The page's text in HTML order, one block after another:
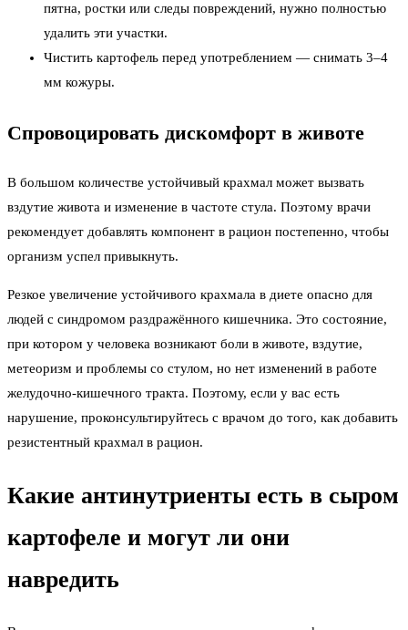
пятна, ростки или следы повреждений, нужно полностью
удалить эти участки.
Чистить картофель перед употреблением — снимать 3–4
мм кожуры.
Спровоцировать дискомфорт в животе
В большом количестве устойчивый крахмал может вызвать
вздутие живота и изменение в частоте стула. Поэтому врачи
рекомендует добавлять компонент в рацион постепенно, чтобы
организм успел привыкнуть.
Резкое увеличение устойчивого крахмала в диете опасно для
людей с синдромом раздражённого кишечника. Это состояние,
при котором у человека возникают боли в животе, вздутие,
метеоризм и проблемы со стулом, но нет изменений в работе
желудочно-кишечного тракта. Поэтому, если у вас есть
нарушение, проконсультируйтесь с врачом до того, как добавить
резистентный крахмал в рацион.
Какие антинутриенты есть в сыром
картофеле и могут ли они
навредить